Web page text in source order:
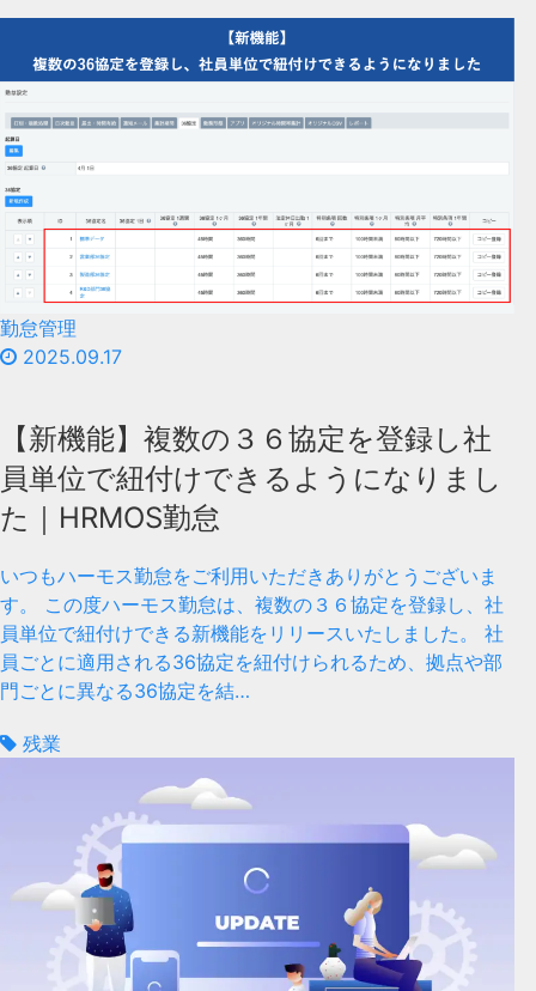
勤怠管理
2025.09.17
【新機能】複数の３６協定を登録し社
員単位で紐付けできるようになりまし
た｜HRMOS勤怠
いつもハーモス勤怠をご利用いただきありがとうございま
す。 この度ハーモス勤怠は、複数の３６協定を登録し、社
員単位で紐付けできる新機能をリリースいたしました。 社
員ごとに適用される36協定を紐付けられるため、拠点や部
門ごとに異なる36協定を結…
残業